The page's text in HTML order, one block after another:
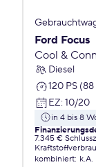
Ford Focus
Cool &
Diesel
120 PS
EZ: 10/20
in 4 bis 8
7.345 €
kombiniert: k.A.